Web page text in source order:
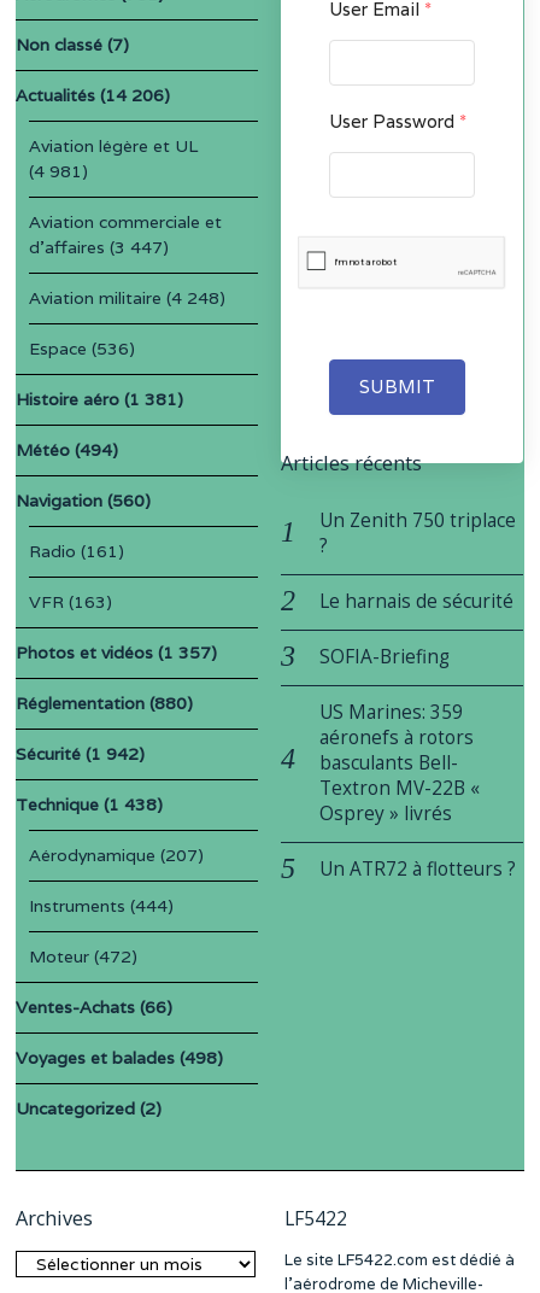
User Email *
User Password *
SUBMIT
Non classé (7)
Actualités (14 206)
Aviation légère et UL
(4 981)
Aviation commerciale et
d'affaires (3 447)
Aviation militaire (4 248)
Espace (536)
Histoire aéro (1 381)
Météo (494)
Navigation (560)
Radio (161)
VFR (163)
Photos et vidéos (1 357)
Réglementation (880)
Sécurité (1 942)
Technique (1 438)
Aérodynamique (207)
Instruments (444)
Moteur (472)
Ventes-Achats (66)
Voyages et balades (498)
Uncategorized (2)
Articles récents
Un Zenith 750 triplace
?
Le harnais de sécurité
SOFIA-Briefing
US Marines: 359
aéronefs à rotors
basculants Bell-
Textron MV-22B «
Osprey » livrés
Un ATR72 à flotteurs ?
Archives
Archives
LF5422
Le site LF5422.com est dédié à
l’aérodrome de Micheville-